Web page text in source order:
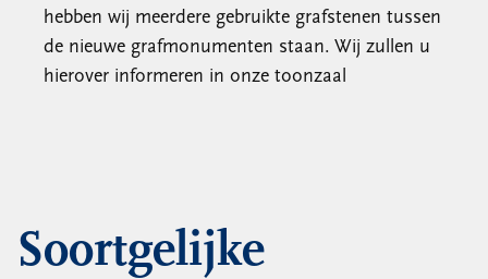
hebben wij meerdere gebruikte grafstenen tussen
de nieuwe grafmonumenten staan. Wij zullen u
hierover informeren in onze toonzaal
Soortgelijke